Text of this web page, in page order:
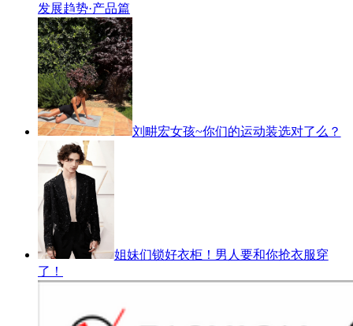
发展趋势·产品篇
刘畊宏女孩~你们的运动装选对了么？
姐妹们锁好衣柜！男人要和你抢衣服穿
了！